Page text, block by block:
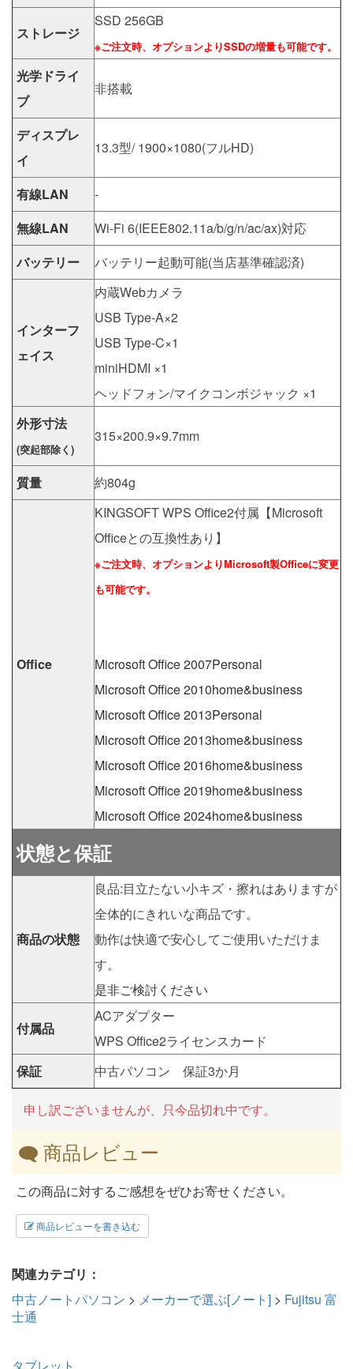
ストレージ
SSD 256GB
※ご注文時、オプションよりSSDの増量も可能です。
光学ドライ
ブ
非搭載
ディスプレ
イ
13.3型/ 1900×1080(フルHD)
有線LAN
-
無線LAN
Wi-Fi 6(IEEE802.11a/b/g/n/ac/ax)対応
バッテリー
バッテリー起動可能(当店基準確認済)
インターフ
ェイス
内蔵Webカメラ
USB Type-A×2
USB Type-C×1
miniHDMI ×1
ヘッドフォン/マイクコンボジャック ×1
外形寸法
(突起部除く)
315×200.9×9.7mm
質量 約804g
Office
KINGSOFT WPS Office2付属【Microsoft
Officeとの互換性あり】
※ご注文時、オプションよりMicrosoft製Officeに変更
も可能です。
Microsoft Office 2007Personal
Microsoft Office 2010home&business
Microsoft Office 2013Personal
Microsoft Office 2013home&business
Microsoft Office 2016home&business
Microsoft Office 2019home&business
Microsoft Office 2024home&business
状態と保証
商品の状態
良品:目立たない小キズ・擦れはありますが
全体的にきれいな商品です。
動作は快適で安心してご使用いただけま
す。
是非ご検討ください
付属品
ACアダプター
WPS Office2ライセンスカード
保証
中古パソコン 保証3か月
申し訳ございませんが、只今品切れ中です。
商品レビュー
この商品に対するご感想をぜひお寄せください。
商品レビューを書き込む
関連カテゴリ：
中古ノートパソコン > メーカーで選ぶ[ノート] > Fujitsu 富
士通
タブレット